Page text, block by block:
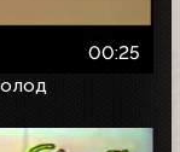
00:25